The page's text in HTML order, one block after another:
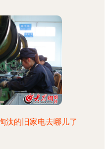
汰的旧家电去哪儿了